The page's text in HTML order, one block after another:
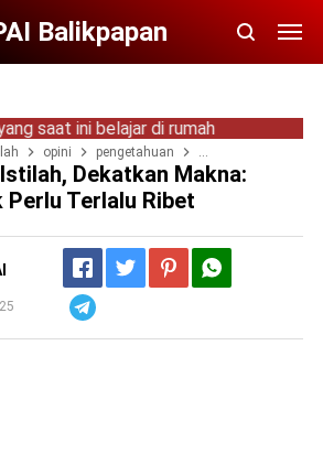
Balikpapan
ini belajar di rumah
opini pengetahuan permendikdasmen
Dekatkan Makna:
Perlu Terlalu Ribet